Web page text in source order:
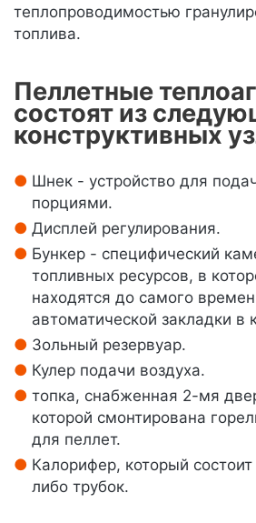
теплопроводимостью
топлива.
Пеллетные
состоят из
конструктивных
Шнек - устройство для
порциями.
Дисплей регулирования.
Бункер - специфический
топливных ресурсов, в
находятся до самого
автоматической закладки в
Зольный резервуар.
Кулер подачи воздуха.
топка, снабженная 2-мя
которой смонтирована
для пеллет.
Калорифер, который состоит
либо трубок.